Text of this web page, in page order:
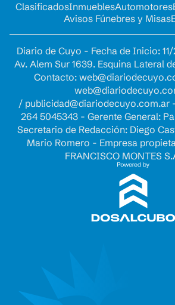
ClasificadosInmueblesAutomotores
Avisos Fúnebres y Misas
Diario de Cuyo - Fecha de Inicio:
Av. Alem Sur 1639. Esquina Lateral
Contacto:
/ publicidad@diariodecuyo.com.ar
264 5045343 - Gerente General:
Secretario de Redacción: Diego
Mario Romero - Empresa
FRANCISCO MONTES